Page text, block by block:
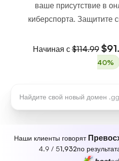
ваше присутствие в
киберспорта. Защитите
Начиная с$114.99
40%
Наши клиенты говорят
4.9 / 51,932по